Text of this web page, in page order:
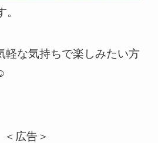
軽な気持ちで楽しみたい方
＜広告＞